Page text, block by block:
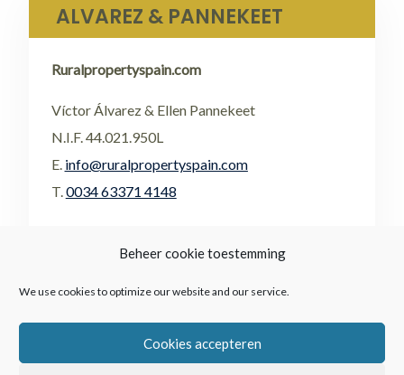
Beheer cookie toestemming
We use cookies to optimize our website and our service.
Cookies accepteren
ALVAREZ & PANNEKEET
Ruralpropertyspain.com
Víctor Álvarez & Ellen Pannekeet
N.I.F. 44.021.950L
E. info@ruralpropertyspain.com
T.0034 63371 4148